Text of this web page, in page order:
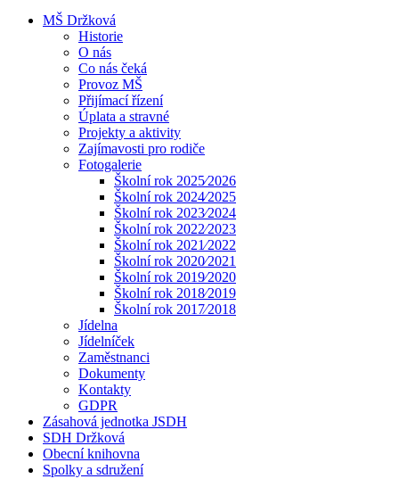
MŠ Držková
Historie
O nás
Co nás čeká
Provoz MŠ
Přijímací řízení
Úplata a stravné
Projekty a aktivity
Zajímavosti pro rodiče
Fotogalerie
Školní rok 2025⁄2026
Školní rok 2024⁄2025
Školní rok 2023⁄2024
Školní rok 2022⁄2023
Školní rok 2021⁄2022
Školní rok 2020⁄2021
Školní rok 2019⁄2020
Školní rok 2018⁄2019
Školní rok 2017⁄2018
Jídelna
Jídelníček
Zaměstnanci
Dokumenty
Kontakty
GDPR
Zásahová jednotka JSDH
SDH Držková
Obecní knihovna
Spolky a sdružení